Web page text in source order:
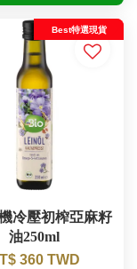
Best特選現貨
冷壓初榨亞麻籽
油250ml
360 TWD